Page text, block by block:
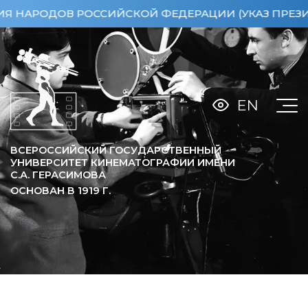
РОССИЙСКОЙ ФЕДЕРАЦИИ (УКАЗ
ВСЕРОССИЙСКИЙ ГОСУДАРСТВЕННЫЙ
УНИВЕРСИТЕТ КИНЕМАТОГРАФИИ ИМЕНИ
С.А. ГЕРАСИМОВА
ОСНОВАН В 1919Г.
EN